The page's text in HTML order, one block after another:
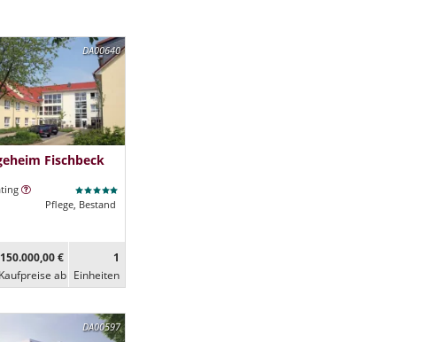
DA00640
Fischbeck
Pflege, Bestand
150.000,00 €
Kaufpreise ab
1
Ein­heiten
DA00597